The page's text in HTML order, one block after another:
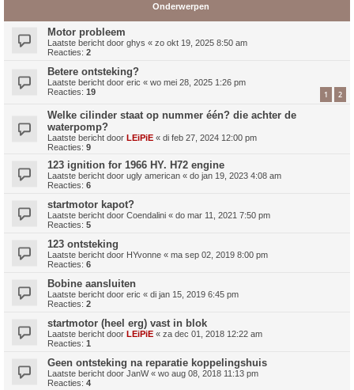
Onderwerpen
Motor probleem
Laatste bericht door ghys « zo okt 19, 2025 8:50 am
Reacties: 2
Betere ontsteking?
Laatste bericht door eric « wo mei 28, 2025 1:26 pm
Reacties: 19 1 2
Welke cilinder staat op nummer één? die achter de
waterpomp?
Laatste bericht door LEiPiE « di feb 27, 2024 12:00 pm
Reacties: 9
123 ignition for 1966 HY. H72 engine
Laatste bericht door ugly american « do jan 19, 2023 4:08 am
Reacties: 6
startmotor kapot?
Laatste bericht door Coendalini « do mar 11, 2021 7:50 pm
Reacties: 5
123 ontsteking
Laatste bericht door HYvonne « ma sep 02, 2019 8:00 pm
Reacties: 6
Bobine aansluiten
Laatste bericht door eric « di jan 15, 2019 6:45 pm
Reacties: 2
startmotor (heel erg) vast in blok
Laatste bericht door LEiPiE « za dec 01, 2018 12:22 am
Reacties: 1
Geen ontsteking na reparatie koppelingshuis
Laatste bericht door JanW« wo aug 08, 2018 11:13 pm
Reacties: 4